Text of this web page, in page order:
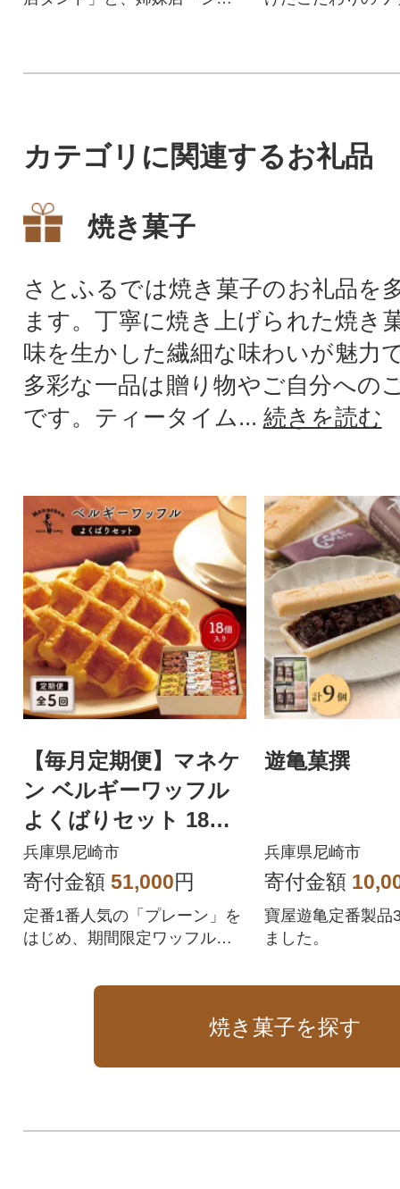
カテゴリに関連するお礼品
焼き菓子
さとふるでは焼き菓子のお礼品を
ます。丁寧に焼き上げられた焼き
味を生かした繊細な味わいが魅力
多彩な一品は贈り物やご自分への
です。ティータイム... 続きを読む
【毎月定期便】マネケ
ン ベルギーワッフル
よくばりセット 18個
入り全5回
兵庫県尼崎市
寄付金額 51,000円
定番1番人気の「プレーン」を
はじめ、期間限定ワッフル含
でお届けします
遊亀菓撰
兵庫県尼崎市
寄付金額
寶屋遊亀定番製品
ました。
焼き菓子を探す